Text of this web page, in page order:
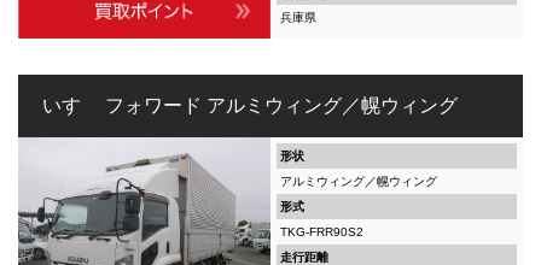
兵庫県
いすゞ フォワード アルミウィング／幌ウィング
形状
アルミウィング／幌ウィング
形式
TKG-FRR90S2
走行距離